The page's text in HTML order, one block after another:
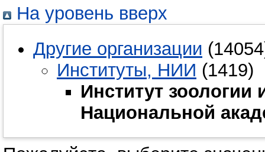
На уровень вверх
Другие организации
Институты, НИИ (1419)
Институт
Национальной